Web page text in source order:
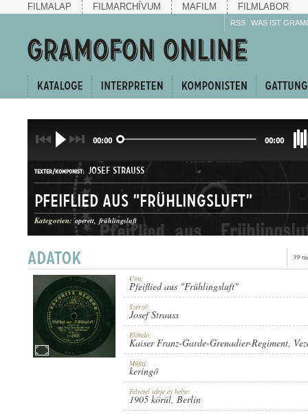
FILMALAP FILMARCHÍVUM MAFILM FILMLABOR
RSS WAS IST
00:00 00:00
TEXTER/KOMPONIST: JOSEF STRAUSS
GATTUNG: KERINGŐ
1905 KÖRÜL
Pfeiflied aus "Frühlingsluft"
Kategorien: operett frühlingsluft
39
Cím:
Pfeiflied aus "Frühlingsluft"
Szerző:
Josef Strauss
Előadó:
Kaiser Franz-Garde-Grenadier-Regiment,
Műfaj:
keringő
Felvétel ideje és helye:
1905 körül, Berlin